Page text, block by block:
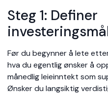
Steg 1: Definer
Før du begynner å lete
hva du egentlig ønsker å
månedlig leieinntekt som
Ønsker du langsiktig